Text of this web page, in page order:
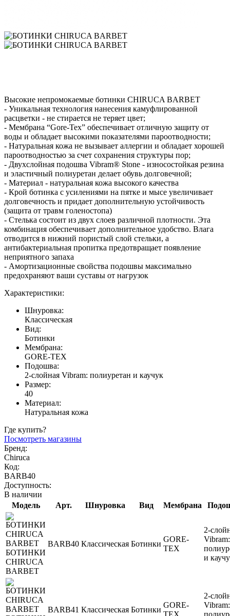
Высокие непромокаемые ботинки CHIRUCA BARBET
- Уникальная технология нанесения камуфлированной
расцветки - не стирается не теряет цвет;
- Мембрана “Gore-Tex” обеспечивает отличную защиту от
воды и обладает высокими показателями пароотводности;
- Натуральная кожа не вызывает аллергии и обладает хорошей
пароотводностью за счет сохранения структуры пор;
- Двухслойная подошва Vibram® Stone - износостойкая резина
и эластичный полиуретан делает обувь долговечной;
- Материал - натуральная кожа высокого качества
- Крой ботинка с усилениями на пятке и мысе увеличивает
долговечность и придает дополнительную устойчивость
(защита от травм голеностопа)
- Стелька состоит из двух слоев различной плотности. Эта
комбинация обеспечивает дополнительное удобство. Влага
отводится в нижний пористый слой стельки, а
антибактериальная пропитка предотвращает появление
неприятного запаха
- Амортизационные свойства подошвы максимально
предохраняют ваши суставы от нагрузок
Характеристики:
Шнуровка:
Классическая
Вид:
Ботинки
Мембрана:
GORE-TEX
Подошва:
2-слойная Vibram: полиуретан и каучук
Размер:
40
Материал:
Натуральная кожа
Где купить?
Посмотреть магазины
Бренд:
Chiruca
Код:
BARB40
Доступность:
В наличии
Модель
Арт. Шнуровка Вид Мембрана
БОТИНКИ
CHIRUCA
BARBET
BARB40 Классическая Ботинки
GORE-
TEX
2-
Vibram:
и
BARB41 Классическая Ботинки
GORE-
TEX
2-
Vibram: